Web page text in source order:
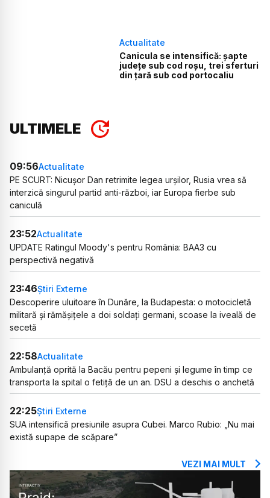
Actualitate
Canicula se intensifică: șapte
județe sub cod roșu, trei sferturi
din țară sub cod portocaliu
ULTIMELE
09:56Actualitate
PE SCURT: Nicușor Dan retrimite legea urșilor, Rusia vrea să
interzică singurul partid anti-război, iar Europa fierbe sub
caniculă
23:52Actualitate
UPDATE Ratingul Moody's pentru România: BAA3 cu
perspectivă negativă
23:46Știri Externe
Descoperire uluitoare în Dunăre, la Budapesta: o motocicletă
militară și rămășițele a doi soldați germani, scoase la iveală de
secetă
22:58Actualitate
Ambulanță oprită la Bacău pentru pepeni și legume în timp ce
transporta la spital o fetiță de un an. DSU a deschis o anchetă
22:25Știri Externe
SUA intensifică presiunile asupra Cubei. Marco Rubio: „Nu mai
există supape de scăpare”
VEZI MAI MULT